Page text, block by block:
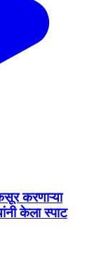
करणाऱ्या
केला स्पाट